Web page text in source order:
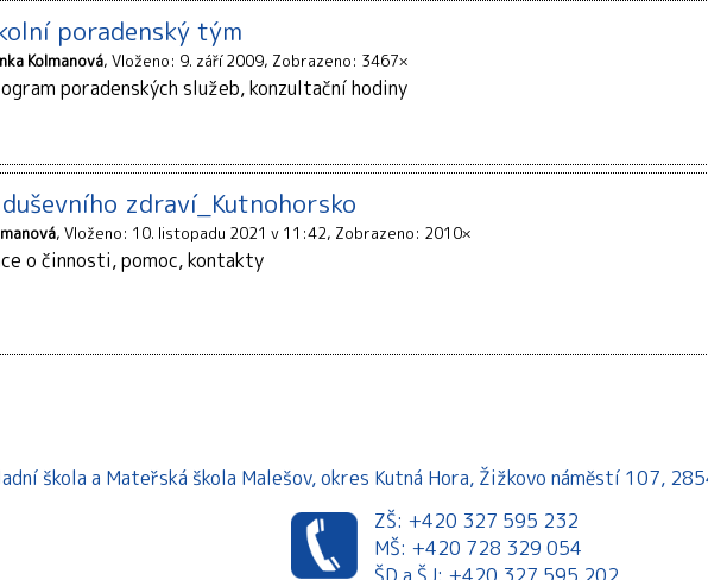
poradenský tým
Kolmanová Vloženo: 9. září 2009 Zobrazeno: 3467×
poradenských služeb, konzultační hodiny
zdraví_Kutnohorsko
Vloženo: 10. listopadu 2021 v 11:42 Zobrazeno: 2010×
o činnosti, pomoc, kontakty
škola a Mateřská škola Malešov, okres Kutná Hora, Žižkovo náměstí 107,
ZŠ: +420 327 595 232
MŠ: +420 728 329 054